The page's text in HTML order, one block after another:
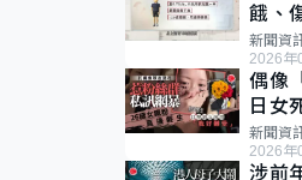
餓、
22年
惡劣
新聞資
2026年
偶像
日女
直播
新聞資
2026年
涉前